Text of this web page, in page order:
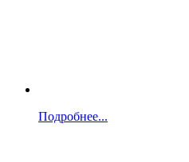
Подробнее...